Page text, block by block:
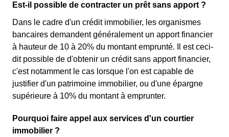
Est-il possible de contracter un prêt sans apport ?
Dans le cadre d'un crédit immobilier, les organismes
bancaires demandent généralement un apport financier
à hauteur de 10 à 20% du montant emprunté. Il est ceci-
dit possible de d'obtenir un crédit sans apport financier,
c'est notamment le cas lorsque l'on est capable de
justifier d'un patrimoine immobilier, ou d'une épargne
supérieure à 10% du montant à emprunter.
Pourquoi faire appel aux services d'un courtier
immobilier ?